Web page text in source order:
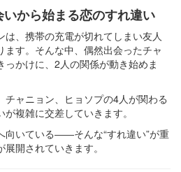
から始まる恋のすれ違い
、携帯の充電が切れてしまい友人
す。そんな中、偶然出会ったチャ
かけに、2人の関係が動き始めま
チャニョン、ヒョソプの4人が関わる
複雑に交差していきます。
向いている――そんな“すれ違い”が重
開されていきます。